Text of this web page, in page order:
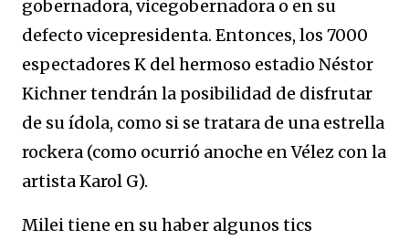
gobernadora, vicegobernadora o en su
defecto vicepresidenta. Entonces, los 7000
espectadores K del hermoso estadio Néstor
Kichner tendrán la posibilidad de disfrutar
de su ídola, como si se tratara de una estrella
rockera (como ocurrió anoche en Vélez con la
artista Karol G).
Milei tiene en su haber algunos tics